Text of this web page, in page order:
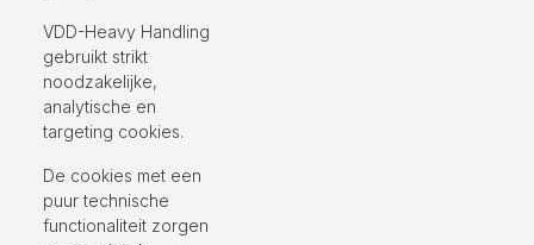
VDD-Heavy Handling
gebruikt strikt
noodzakelijke,
analytische en
targeting cookies.
De cookies met een
puur technische
functionaliteit zorgen